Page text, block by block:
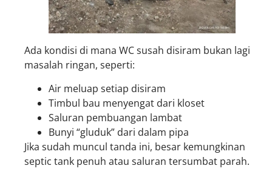
Ada kondisi di mana WC susah disiram bukan lagi
masalah ringan, seperti:
Air meluap setiap disiram
Timbul bau menyengat dari kloset
Saluran pembuangan lambat
Bunyi “gluduk” dari dalam pipa
Jika sudah muncul tanda ini, besar kemungkinan
septic tank penuh atau saluran tersumbat parah.